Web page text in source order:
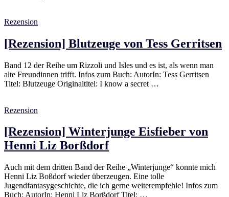
Rezension
[Rezension] Blutzeuge von Tess Gerritsen
Band 12 der Reihe um Rizzoli und Isles und es ist, als wenn man
alte Freundinnen trifft. Infos zum Buch: AutorIn: Tess Gerritsen
Titel: Blutzeuge Originaltitel: I know a secret …
Rezension
[Rezension] Winterjunge Eisfieber von
Henni Liz Borßdorf
Auch mit dem dritten Band der Reihe „Winterjunge“ konnte mich
Henni Liz Boßdorf wieder überzeugen. Eine tolle
Jugendfantasygeschichte, die ich gerne weiterempfehle! Infos zum
Buch: AutorIn: Henni Liz Borßdorf Titel: …